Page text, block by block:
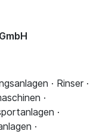
· Rinser ·
·
·
·